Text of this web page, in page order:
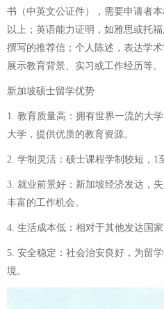
书（中英文公证件），需要申请者
以上；英语能力证明，如雅思或托
撰写的推荐信；个人陈述，表达学
展示教育背景、实习或工作经历等。
新加坡硕士留学优势
1. 教育质量高：拥有世界一流的大
大学，提供优质的教育资源。
2. 学制灵活：硕士课程学制较短，1
3. 就业前景好：新加坡经济发达，
丰富的工作机会。
4. 生活成本低：相对于其他发达国
5. 安全稳定：社会治安良好，为留
境。